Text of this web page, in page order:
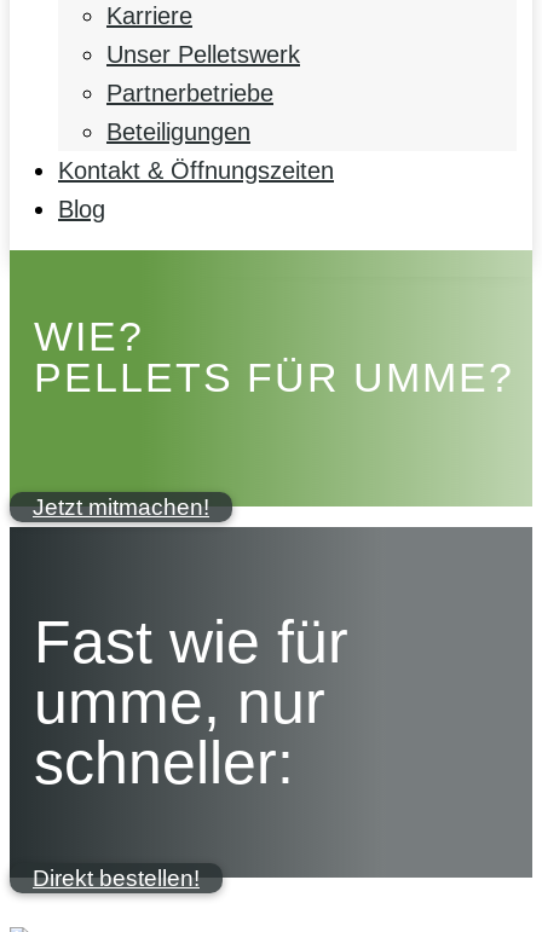
Karriere
Unser Pelletswerk
Partnerbetriebe
Beteiligungen
Kontakt & Öffnungszeiten
Blog
WIE?
PELLETS FÜR UMME?
Jetzt mitmachen!
Fast wie für
umme, nur
schneller:
Direkt bestellen!